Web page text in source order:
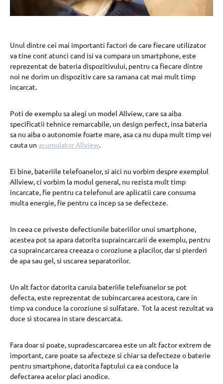
Unul dintre cei mai importanti factori de care fiecare utilizator
va tine cont atunci cand isi va cumpara un smartphone, este
reprezentat de bateria dispozitivului, pentru ca fiecare dintre
noi ne dorim un dispozitiv care sa ramana cat mai mult timp
incarcat.
Poti de exemplu sa alegi un model Allview, care sa aiba
specificatii tehnice remarcabile, un design perfect, insa bateria
sa nu aiba o autonomie foarte mare, asa ca nu dupa mult timp vei
cauta un acumulator Allview.
Ei bine, bateriile telefoanelor, si aici nu vorbim despre exemplul
Allview, ci vorbim la modul general, nu rezista mult timp
incarcate, fie pentru ca telefonul are aplicatii care consuma
multa energie, fie pentru ca incep sa se defecteze.
In ceea ce priveste defectiunile bateriilor unui smartphone,
acestea pot sa apara datorita supraincarcarii de exemplu, pentru
ca supraincarcarea creeaza o coroziune a placilor, dar si pierderi
de apa sau gel, si uscarea separatorilor.
Un alt factor datorita caruia bateriile telefoanelor se pot
defecta, este reprezentat de subincarcarea acestora, care in
timp va conduce la coroziune si sulfatare. Tot la acest rezultat va
duce si stocarea in stare descarcata.
Fara doar si poate, supradescarcarea este un alt factor extrem de
important, care poate sa afecteze si chiar sa defecteze o baterie
pentru smartphone, datorita faptului ca ea conduce la
defectarea acelor placi anodice.